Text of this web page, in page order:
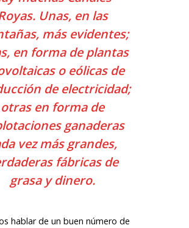
Unas, en las
más evidentes;
en forma de plantas
o eólicas de
de electricidad;
otras en forma de
ganaderas
vez más grandes,
fábricas de
grasa y dinero.
hablar de un buen número de